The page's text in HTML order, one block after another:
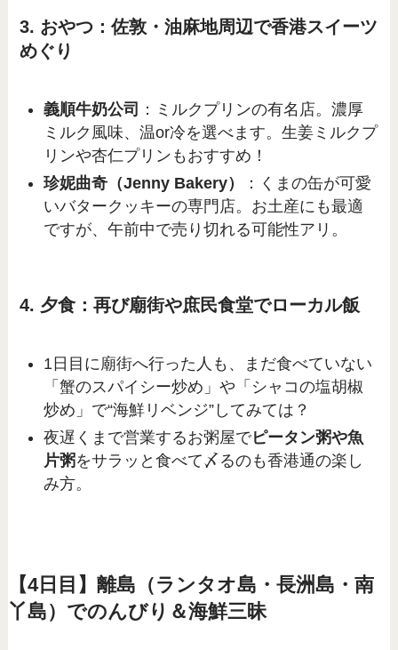
3. おやつ：佐敦・油麻地周辺で香港スイーツ
めぐり
義順牛奶公司
：ミルクプリンの有名店。濃厚
ミルク風味、温or冷を選べます。生姜ミルクプ
リンや杏仁プリンもおすすめ！
珍妮曲奇（Jenny Bakery）
：くまの缶が可愛
いバタークッキーの専門店。お土産にも最適
ですが、午前中で売り切れる可能性アリ。
4. 夕食：再び廟街や庶民食堂でローカル飯
1日目に廟街へ行った人も、まだ食べていない
「蟹のスパイシー炒め」や「シャコの塩胡椒
炒め」で“海鮮リベンジ”してみては？
夜遅くまで営業するお粥屋でピータン粥や魚
片粥をサラッと食べて〆るのも香港通の楽し
み方。
【4日目】離島（ランタオ島・長洲島・南
丫島）でのんびり＆海鮮三昧